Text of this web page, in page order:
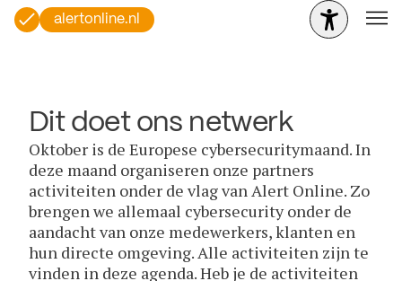
alertonline.nl
Dit doet ons netwerk
Oktober is de Europese cybersecuritymaand. In
deze maand organiseren onze partners
activiteiten onder de vlag van Alert Online. Zo
brengen we allemaal cybersecurity onder de
aandacht van onze medewerkers, klanten en
hun directe omgeving. Alle activiteiten zijn te
vinden in deze agenda. Heb je de activiteiten